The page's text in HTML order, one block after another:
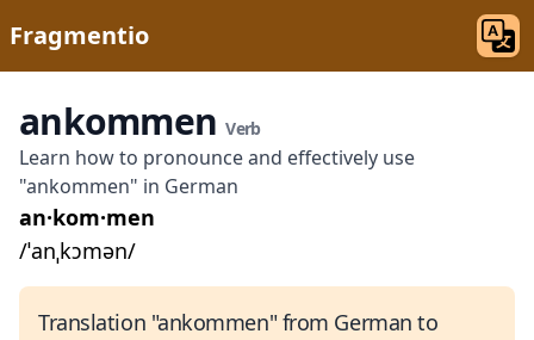
Fragmentio
ankommenVerb
Learn how to pronounce and effectively use
"ankommen" in German
an·kom·men
/ˈanˌkɔmən/
Translation "ankommen" from German to